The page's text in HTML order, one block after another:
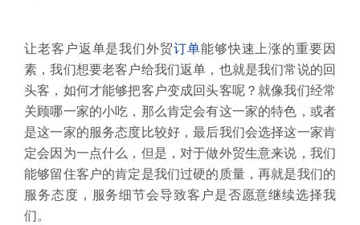
让老客户返单是我们外贸订单能够快速上涨的重要因
素，我们想要老客户给我们返单，也就是我们常说的回
头客，如何才能够把客户变成回头客呢？就像我们经常
关顾哪一家的小吃，那么肯定会有这一家的特色，或者
是这一家的服务态度比较好，最后我们会选择这一家肯
定会因为一点什么，但是，对于做外贸生意来说，我们
能够留住客户的肯定是我们过硬的质量，再就是我们的
服务态度，服务细节会导致客户是否愿意继续选择我
们。